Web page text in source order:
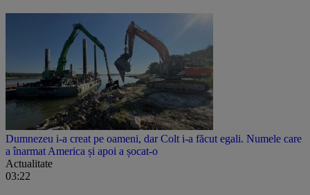
Dumnezeu i-a creat pe oameni, dar Colt i-a făcut egali. Numele care
a înarmat America și apoi a șocat-o
Actualitate
03:22